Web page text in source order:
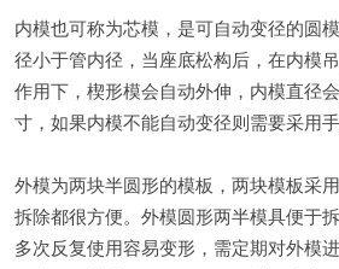
内模也可称为芯模，是可自动变径的圆
径小于管内径，当座底松构后，在内模
作用下，楔形模会自动外伸，内模直径
寸，如果内模不能自动变径则需要采用手
外模为两块半圆形的模板，两块模板采
拆除都很方便。外模圆形两半模具便于
多次反复使用容易变形，需定期对外模